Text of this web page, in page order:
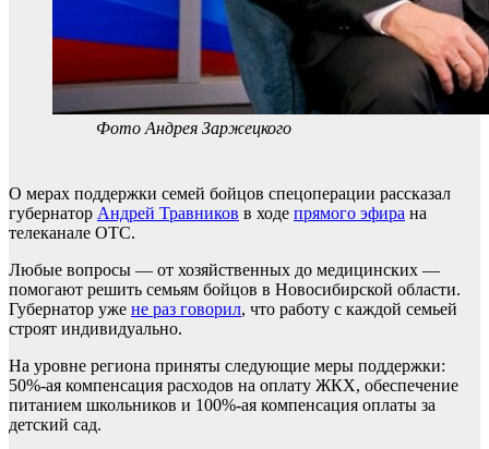
Фото Андрея Заржецкого
О мерах поддержки семей бойцов спецоперации рассказал
губернатор Андрей Травников в ходе прямого эфира на
телеканале ОТС.
Любые вопросы — от хозяйственных до медицинских —
помогают решить семьям бойцов в Новосибирской области.
Губернатор уже не раз говорил, что работу с каждой семьей
строят индивидуально.
На уровне региона приняты следующие меры поддержки:
50%-ая компенсация расходов на оплату ЖКХ, обеспечение
питанием школьников и 100%-ая компенсация оплаты за
детский сад.